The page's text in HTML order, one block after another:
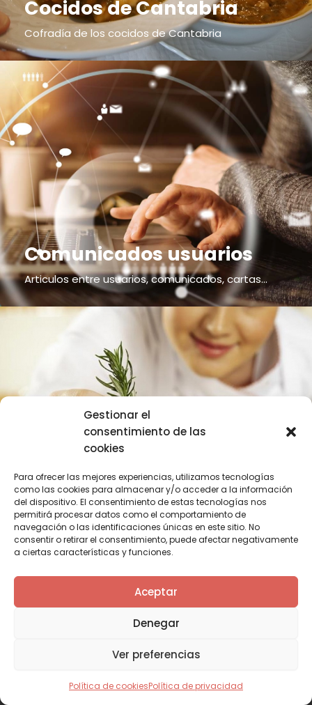
Gestionar el
consentimiento de las
cookies
Para ofrecer las mejores experiencias, utilizamos tecnologías
como las cookies para almacenar y/o acceder a la información
del dispositivo. El consentimiento de estas tecnologías nos
permitirá procesar datos como el comportamiento de
navegación o las identificaciones únicas en este sitio. No
consentir o retirar el consentimiento, puede afectar negativamente
a ciertas características y funciones.
Aceptar
Denegar
Ver preferencias
Política de cookiesPolítica de privacidad
Cocidos de Cantabria
Cofradía de los cocidos de Cantabria
Comunicados usuarios
Articulos entre usuarios, comunicados, cartas...
Recetas de cocina
Cantabria cuenta con una tradición ancestral
El Mule Carajonero
Webs amigas